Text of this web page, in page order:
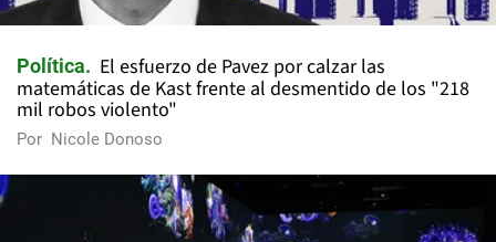
Política
El esfuerzo de Pavez por calzar las
matemáticas de Kast frente al desmentido de los "218
mil robos violento"
Por Nicole Donoso